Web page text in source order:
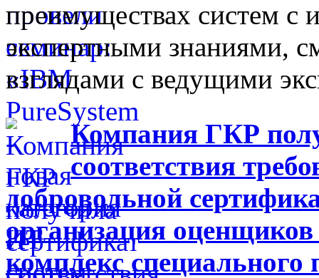
преимуществах систем с
экспертными знаниями,
взглядами с ведущими
Компания ГКР
соответствия
добровольной
организация
комплекс специального